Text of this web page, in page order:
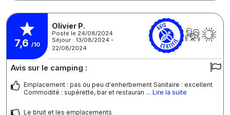
7,6 /10
Olivier P.
Posté le 24/08/2024
Séjour : 13/08/2024 -
22/08/2024
Avis sur le camping :
Emplacement : pas ou peu d'enherbement Sanitaire : excellent
Commodité : supérette, bar et restauran ... Lire la suite
Le bruit et les emplacements